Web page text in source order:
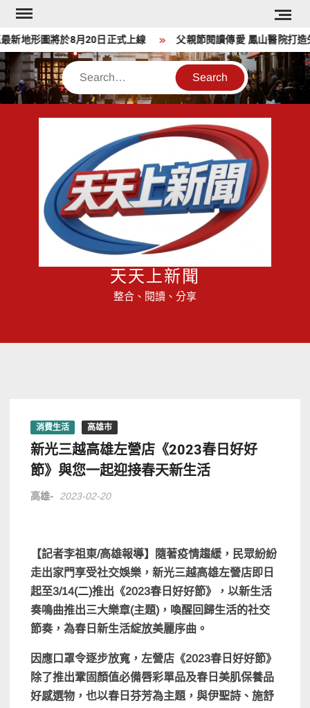
Skip
content
地形圖將於8月20日正式上線 父親節閱讀傳愛 鳳山醫院打造失
Search
天天上新聞
整合、閱讀、分享
消費生活 高雄市
新光三越高雄左營店《2023春日好好
節》與您一起迎接春天新生活
高雄- 2023-02-20
【記者李祖東/高雄報導】隨著疫情趨緩，民眾紛紛
走出家門享受社交娛樂，新光三越高雄左營店即日
起至3/14(二)推出《2023春日好好節》，以新生活
奏鳴曲推出三大樂章(主題) ，喚醒回歸生活的社交
節奏，為春日新生活綻放美麗序曲。
因應口罩令逐步放寬，左營店《2023春日好好節》
除了推出鞏固顏值必備唇彩單品及春日美肌保養品
好感選物，也以春日芬芳為主題，與伊聖詩、施舒